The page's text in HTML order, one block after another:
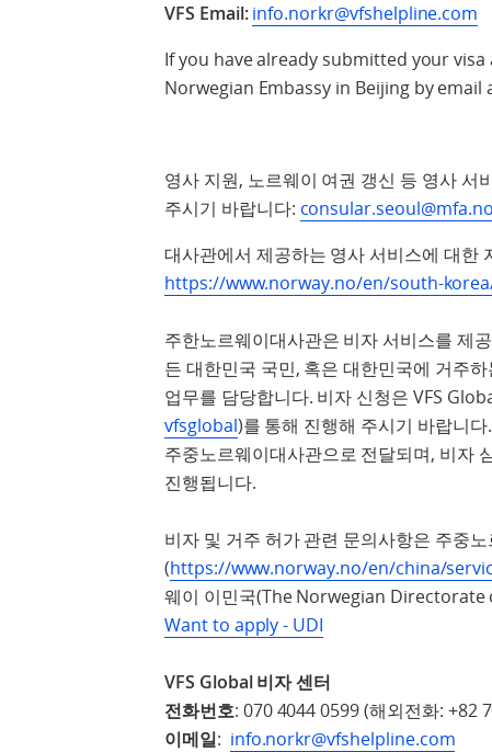
VFS Email: info.norkr@vfshelpline.com
If you have already submitted your
Norwegian Embassy in Beijing by email
영사 지원, 노르웨이 여권 갱신 등 영사 서
주시기 바랍니다: consular.seoul@mfa.no
대사관에서 제공하는 영사 서비스에 대한
https://www.norway.no/en/south-
주한노르웨이대사관은 비자 서비스를 제
든 대한민국 국민, 혹은 대한민국에 거주
업무를 담당합니다. 비자 신청은 VFS
vfsglobal)를 통해 진행해 주시기 바랍니
주중노르웨이대사관으로 전달되며, 비자
진행됩니다.
비자 및 거주 허가 관련 문의사항은 주중
(https://www.norway.no/en/china/
웨이 이민국(The Norwegian
Want to apply - UDI
VFS Global비자센터
전화번호: 070 4044 0599 (해외전화: +82
이메일: info.norkr@vfshelpline.com